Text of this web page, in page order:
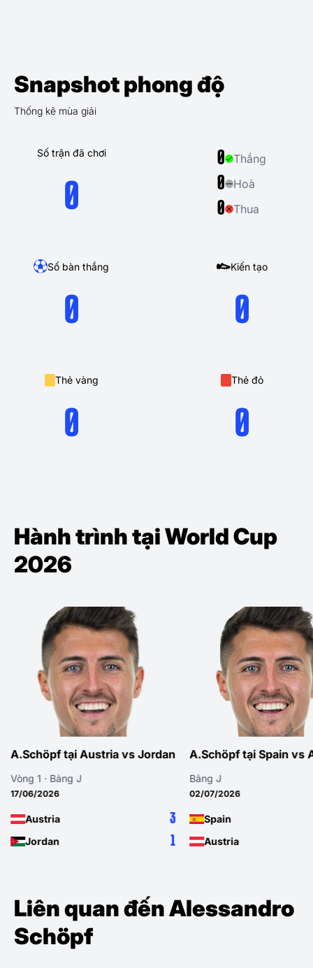
Snapshot phong độ
Thống kê mùa giải
Số trận đã chơi
0
Số bàn thắng
0
Kiến tạo
0
Thẻ vàng
0
Thẻ đỏ
0
0 Thắng
0 Hoà
0 Thua
Hành trình tại World Cup
2026
3
1
A.Schöpf tại Spain vs Austria
Bảng J
02/07/2026
Spain 3
Austria 0
A.Schöpf tại
Vòng 3 · Bảng J
28/06/2026
Austria
Liên quan đến Alessandro
Schöpf